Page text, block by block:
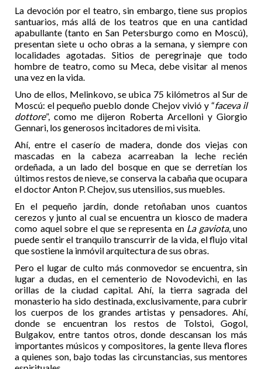
La devoción por el teatro, sin embargo, tiene sus propios
santuarios, más allá de los teatros que en una cantidad
apabullante (tanto en San Petersburgo como en Moscú),
presentan siete u ocho obras a la semana, y siempre con
localidades agotadas. Sitios de peregrinaje que todo
hombre de teatro, como su Meca, debe visitar al menos
una vez en la vida.
Uno de ellos, Melinkovo, se ubica 75 kilómetros al Sur de
Moscú: el pequeño pueblo donde Chejov vivió y “faceva il
dottore”, como me dijeron Roberta Arcelloni y Giorgio
Gennari, los generosos incitadores de mi visita.
Ahí, entre el caserío de madera, donde dos viejas con
mascadas en la cabeza acarreaban la leche recién
ordeñada, a un lado del bosque en que se derretían los
últimos restos de nieve, se conserva la cabaña que ocupara
el doctor Anton P. Chejov, sus utensilios, sus muebles.
En el pequeño jardín, donde retoñaban unos cuantos
cerezos y junto al cual se encuentra un kiosco de madera
como aquel sobre el que se representa en La gaviota, uno
puede sentir el tranquilo transcurrir de la vida, el flujo vital
que sostiene la inmóvil arquitectura de sus obras.
Pero el lugar de culto más conmovedor se encuentra, sin
lugar a dudas, en el cementerio de Novodevichi, en las
orillas de la ciudad capital. Ahí, la tierra sagrada del
monasterio ha sido destinada, exclusivamente, para cubrir
los cuerpos de los grandes artistas y pensadores. Ahí,
donde se encuentran los restos de Tolstoi, Gogol,
Bulgakov, entre tantos otros, donde descansan los más
importantes músicos y compositores, la gente lleva flores
a quienes son, bajo todas las circunstancias, sus mentores